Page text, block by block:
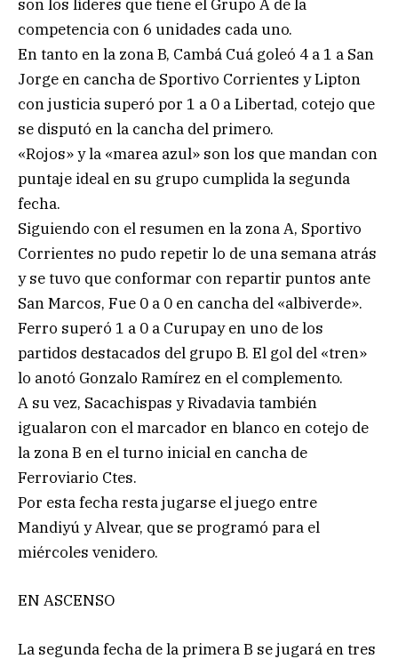
son los líderes que tiene el Grupo A de la
competencia con 6 unidades cada uno.
En tanto en la zona B, Cambá Cuá goleó 4 a 1 a San
Jorge en cancha de Sportivo Corrientes y Lipton
con justicia superó por 1 a 0 a Libertad, cotejo que
se disputó en la cancha del primero.
«Rojos» y la «marea azul» son los que mandan con
puntaje ideal en su grupo cumplida la segunda
fecha.
Siguiendo con el resumen en la zona A, Sportivo
Corrientes no pudo repetir lo de una semana atrás
y se tuvo que conformar con repartir puntos ante
San Marcos, Fue 0 a 0 en cancha del «albiverde».
Ferro superó 1 a 0 a Curupay en uno de los
partidos destacados del grupo B. El gol del «tren»
lo anotó Gonzalo Ramírez en el complemento.
A su vez, Sacachispas y Rivadavia también
igualaron con el marcador en blanco en cotejo de
la zona B en el turno inicial en cancha de
Ferroviario Ctes.
Por esta fecha resta jugarse el juego entre
Mandiyú y Alvear, que se programó para el
miércoles venidero.
EN ASCENSO
La segunda fecha de la primera B se jugará en tres